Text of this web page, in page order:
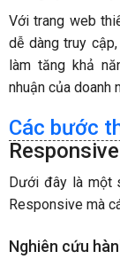
Với trang web
dễ dàng truy
làm tăng khả
nhuận của doanh
Các bước
Responsive
Dưới đây là một
Responsive mà
Nghiên cứu